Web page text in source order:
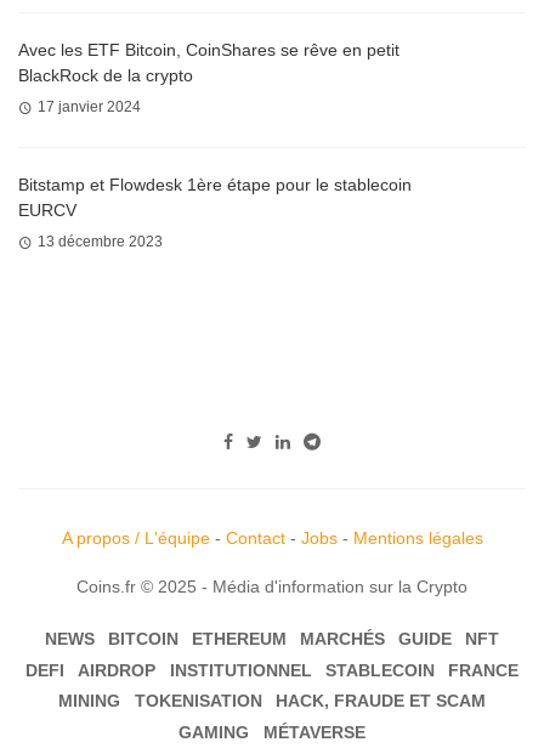
Avec les ETF Bitcoin, CoinShares se rêve en petit
BlackRock de la crypto
17 janvier 2024
Bitstamp et Flowdesk 1ère étape pour le stablecoin
EURCV
13 décembre 2023
A propos / L'équipe- Contact- Jobs- Mentions légales
Coins.fr © 2025 - Média d'information sur la Crypto
NEWS BITCOIN ETHEREUM MARCHÉS GUIDE
NFT
DEFI
AIRDROP INSTITUTIONNEL STABLECOIN
FRANCE
MINING
TOKENISATION
HACK, FRAUDE ET SCAM
GAMING
MÉTAVERSE